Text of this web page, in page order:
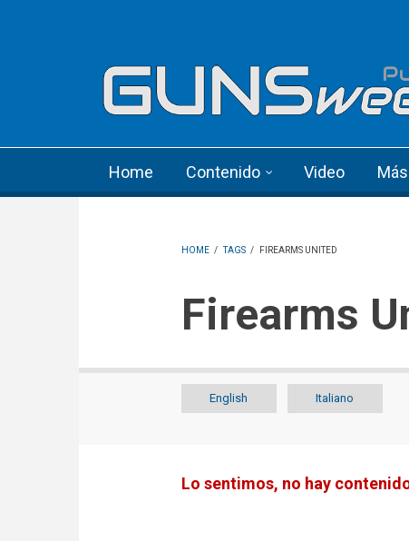
Home Contenido Video Más
HOME / TAGS / FIREARMS UNITED
Firearms
English Italiano
Lo sentimos, no hay